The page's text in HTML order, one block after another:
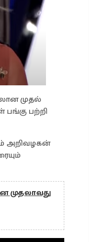
முதல்
பங்கு பற்றி
அறிவழகன்
முதலாவது